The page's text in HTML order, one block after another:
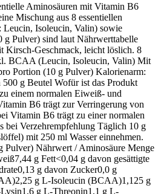
Aminosäuren mit Vitamin B6
Mischung aus 8 essentiellen
Isoleucin, Valin) sowie
Pulver) sind laut Nährwerttabelle
Kirsch-Geschmack, leicht löslich. 8
BCAA (Leucin, Isoleucin, Valin) Mit
Portion (10 g Pulver) Kalorienarm:
g Beutel Wofür ist das Produkt
einem normalen Eiweiß- und
B6 trägt zur Verringerung von
Vitamin B6 trägt zu einer normalen
bei Verzehrempfehlung Täglich 10 g
mit 250 ml Wasser einnehmen.
Pulver) Nährwert / Aminosäure Menge
g Fett<0,04 g davon gesättigte
g davon Zucker0,0 g
g L-Isoleucin (BCAA)1,125 g
g L-Threonin1,1 g L-